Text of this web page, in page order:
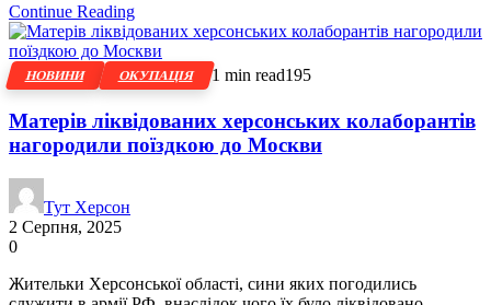
Continue Reading
НОВИНИ ОКУПАЦІЯ 1 min read195
Матерів ліквідованих херсонських колаборантів
нагородили поїздкою до Москви
Тут Херсон
2 Серпня, 2025
0
Жительки Херсонської області, сини яких погодились